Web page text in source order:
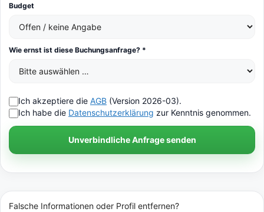
Budget
Wie ernst ist diese Buchungsanfrage? *
Ich akzeptiere die AGB (Version 2026-03).
Ich habe die Datenschutzerklärung zur Kenntnis genommen.
Unverbindliche Anfrage senden
Falsche Informationen oder Profil entfernen?